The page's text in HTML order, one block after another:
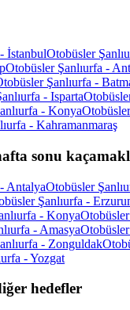
İstanbulOtobüsler
Otobüsler Şanlıurfa -
Şanlıurfa -
- Isparta
- Konya
- Kahramanmaraş
sonu
AntalyaOtobüsler
Şanlıurfa -
- Konya
- Amasya
- Zonguldak
- Yozgat
hedefler